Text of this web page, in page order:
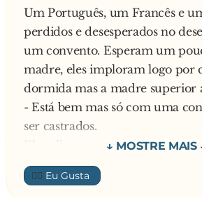
E responde o homem:
- Então, o padre não disse que
era a mesma coisa…
Um Português, um Francês e
perdidos e desesperados no
um convento. Esperam um
madre, eles imploram logo por
dormida mas a madre superior
- Está bem mas só com uma
ser castrados.
Eles olham uns para os outros e
primeiro é o Inglês e, enquanto
companheiros esperam, ouve-se
👍🏼